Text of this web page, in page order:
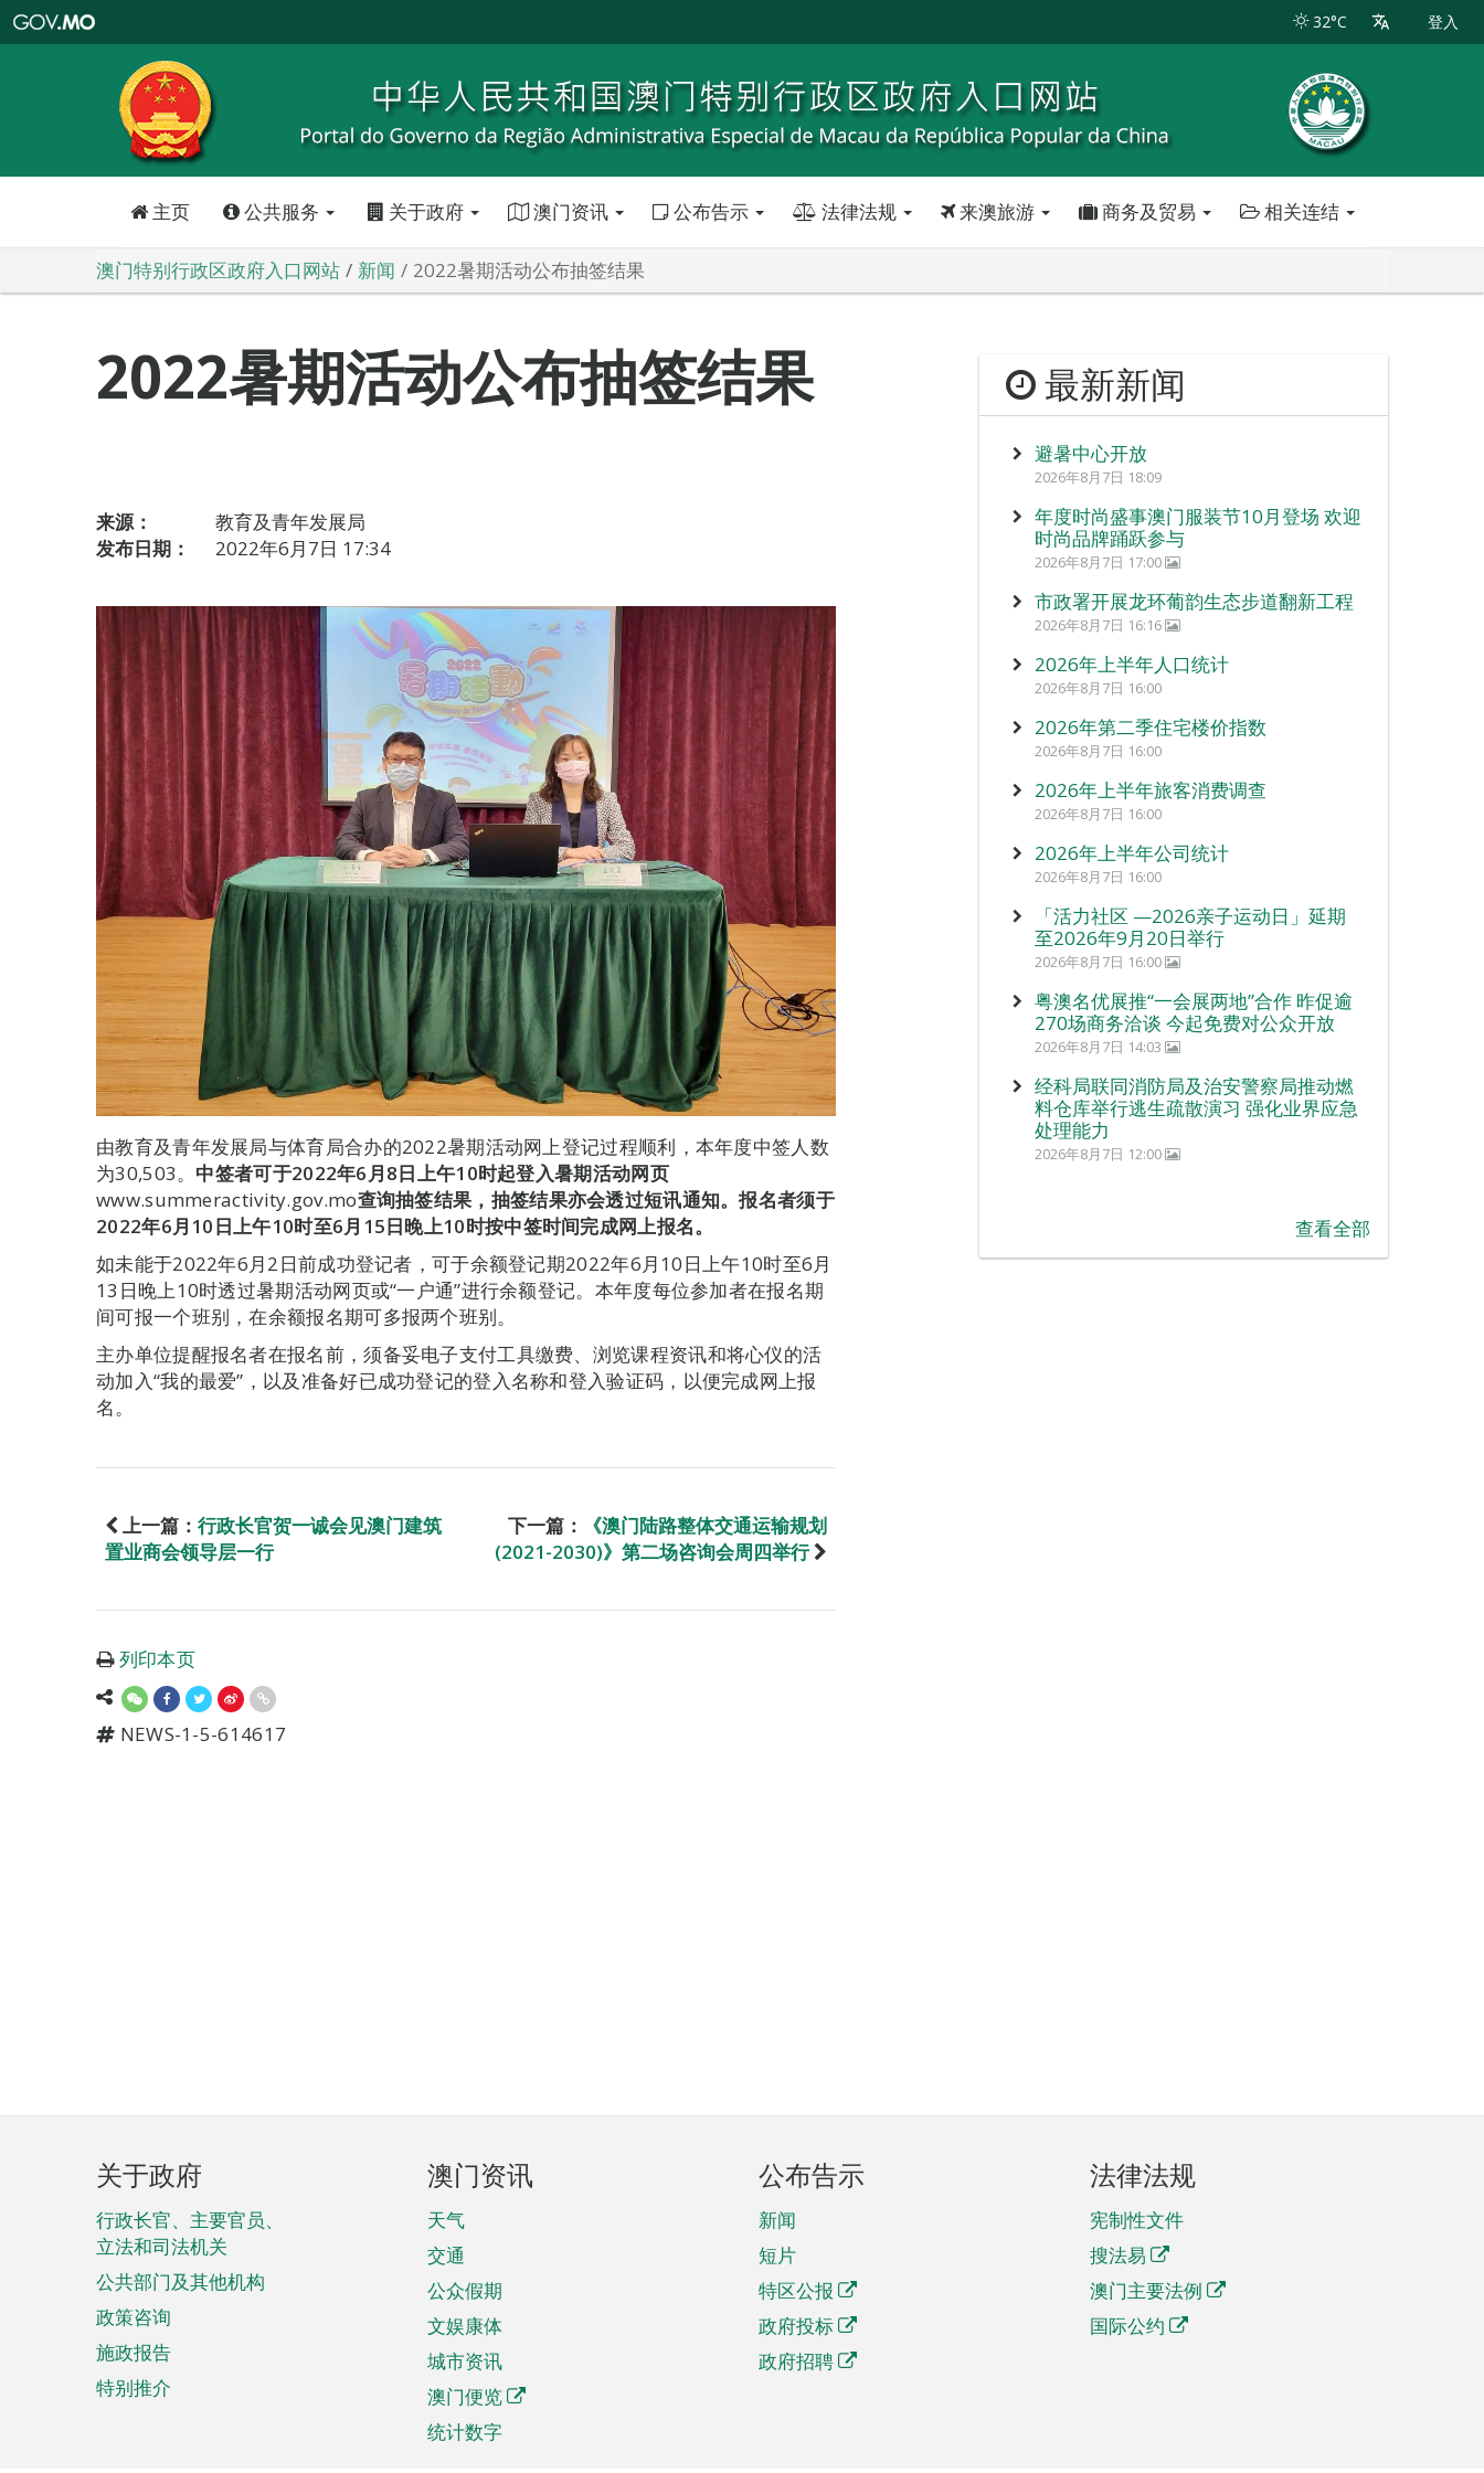
特
政
区
政
口
32°C 登入
主页 公共服务 关于政府 澳门资讯 公布告示 法律法规 来澳旅游 商务及贸易 相关连结
澳门特别行政区政府入口网站 新闻 2022暑期活动公布抽签结果
2022暑期活动公布抽签结果
来源：
教育及青年发展局
发布日期：
2022年6月7日 17:34
由教育及青年发展局与体育局合办的2022暑期活动网上登记过程顺利，本年度中签人数
为30,503。 中签者可于2022年6月8日上午10时起登入暑期活动网页
www.summeractivity.gov.mo查询抽签结果，抽签结果亦会透过短讯通知。报名者须于
2022年6月 10日上午10时至6月 15日晚上10时按中签时间完成网上报名。
如未能于2022年6月2日前成功登记者，可于余额登记期2022年6月10日上午10时至6月
13日晚上10时透过暑期活动网页或“一户通”进行余额登记。本年度每位参加者在报名期
间可报一个班别，在余额报名期可多报两个班别。
主办单位提醒报名者在报名前，须备妥电子支付工具缴费、浏览课程资讯和将心仪的活
动加入“我的最爱”，以及准备好已成功登记的登入名称和登入验证码，以便完成网上报
名。
上一篇： 行政长官贺一诚会见澳门建筑
置业商会领导层一行
下一篇：
《澳门陆路整体交通运输规划
(2021-2030)》第二场咨询会周四举行
列印本页
NEWS-1-5-614617
最新新闻
避暑中心开放
2026年8月7日 18:09
年度时尚盛事澳门服装节10月登场 欢迎
时尚品牌踊跃参与
2026年8月7日 17:00
市政署开展龙环葡韵生态步道翻新工程
2026年8月7日 16:16
2026年上半年人口统计
2026年8月7日 16:00
2026年第二季住宅楼价指数
2026年8月7日 16:00
2026年上半年旅客消费调查
2026年8月7日 16:00
2026年上半年公司统计
2026年8月7日 16:00
「活力社区 —2026亲子运动日」延期
至2026年9月20日举行
2026年8月7日 16:00
粤澳名优展推“一会展两地”合作 昨促逾
270场商务洽谈 今起免费对公众开放
2026年8月7日 14:03
经科局联同消防局及治安警察局推动燃
料仓库举行逃生疏散演习 强化业界应急
处理能力
2026年8月7日 12:00
查看全部
页
脚
菜
单
关于政府
行政长官、主要官员、
立法和司法机关
公共部门及其他机构
政策咨询
施政报告
特别推介
澳门资讯
天气
交通
公众假期
文娱康体
城市资讯
澳门便览
统计数字
公布告示
新闻
短片
特区公报
政府投标
政府招聘
法律法规
宪制性文件
搜法易
澳门主要法例
国际公约